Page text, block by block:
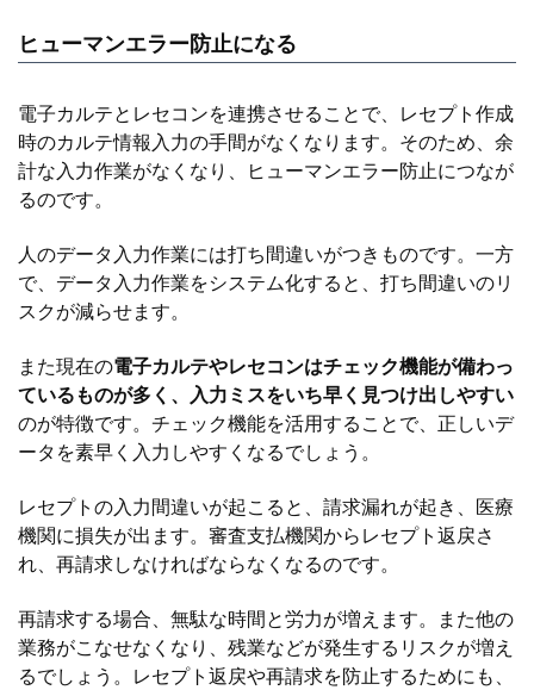
ヒューマンエラー防止になる
電子カルテとレセコンを連携させることで、レセプト作成
時のカルテ情報入力の手間がなくなります。そのため、余
計な入力作業がなくなり、ヒューマンエラー防止につなが
るのです。
人のデータ入力作業には打ち間違いがつきものです。一方
で、データ入力作業をシステム化すると、打ち間違いのリ
スクが減らせます。
また現在の電子カルテやレセコンはチェック機能が備わっ
ているものが多く、入力ミスをいち早く見つけ出しやすい
のが特徴です。チェック機能を活用することで、正しいデ
ータを素早く入力しやすくなるでしょう。
レセプトの入力間違いが起こると、請求漏れが起き、医療
機関に損失が出ます。審査支払機関からレセプト返戻さ
れ、再請求しなければならなくなるのです。
再請求する場合、無駄な時間と労力が増えます。また他の
業務がこなせなくなり、残業などが発生するリスクが増え
るでしょう。レセプト返戻や再請求を防止するためにも、